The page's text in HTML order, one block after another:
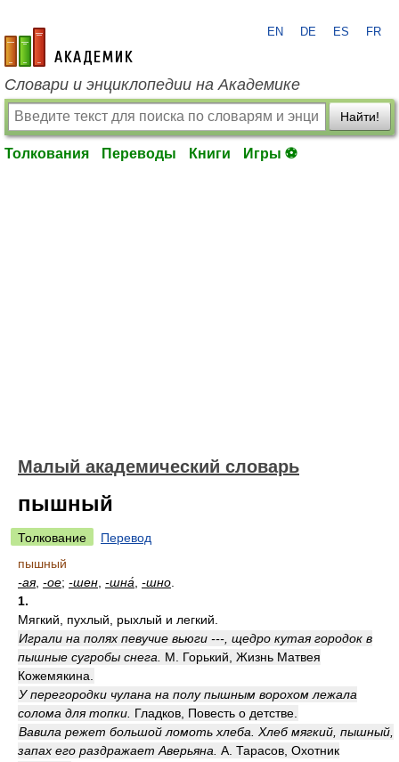
academic.ru
EN DE ES FR
Словари и энциклопедии на Академике
Найти!
Толкования Переводы Книги Игры ⚽
Малый академический словарь
пышный
Толкование
Перевод
пышный
-ая, -ое; -шен -шна́ -шно
1.
Мягкий, пухлый, рыхлый и легкий.
Играли на полях певучие вьюги ---, щедро кутая городок в
пышные сугробы снега.
М. Горький, Жизнь Матвея
Кожемякина.
У перегородки чулана на полу пышным ворохом лежала
солома для топки. Гладков, Повесть о детстве.
Вавила режет большой ломоть хлеба. Хлеб мягкий, пышный,
запах его раздражает Аверьяна. А. Тарасов, Охотник